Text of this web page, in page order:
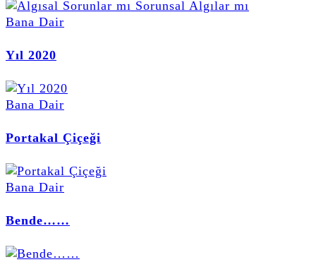
Bana Dair
Yıl 2020
Bana Dair
Portakal Çiçeği
Bana Dair
Bende……